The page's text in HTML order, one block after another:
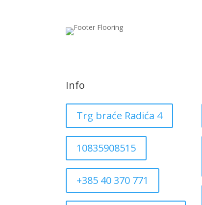
Info
Trg braće Radića 4
10835908515
+385 40 370 771